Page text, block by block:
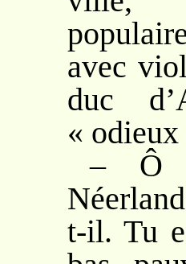
avec
duc
«
– Ô
t-il. Tu